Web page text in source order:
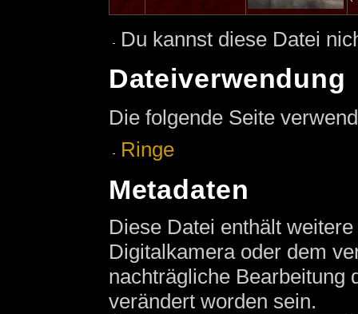
Du kannst diese Datei
Dateiverwendung
Die folgende Seite
Ringe
Metadaten
Diese Datei enthält
Digitalkamera oder dem
nachträgliche Bearbeitung
verändert worden sein.